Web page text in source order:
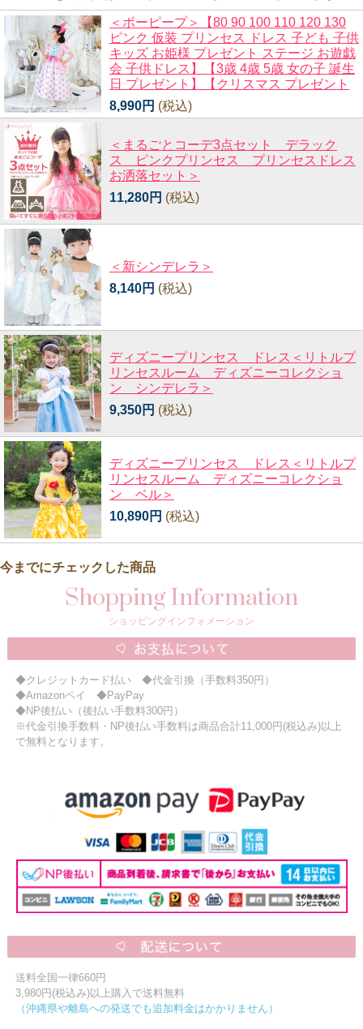
＜ボーピープ＞【80 90 100 110 120 130
ピンク 仮装 プリンセス ドレス 子ども 子供
キッズ お姫様 プレゼント ステージ お遊戯
会 子供ドレス】【3歳 4歳 5歳 女の子 誕生
日 プレゼント】【クリスマス プレゼント
8,990円 (税込)
＜まるごとコーデ3点セット デラック
ス ピンクプリンセス プリンセスドレス
お洒落セット＞
11,280円 (税込)
＜新シンデレラ＞
8,140円 (税込)
ディズニープリンセス ドレス＜リトルプ
リンセスルーム ディズニーコレクショ
ン シンデレラ＞
9,350円 (税込)
ディズニープリンセス ドレス＜リトルプ
リンセスルーム ディズニーコレクショ
ン ベル＞
10,890円 (税込)
今までにチェックした商品
Shopping Information
ショッピングインフォメーション
◆クレジットカード払い ◆代金引換（手数料350円）
◆Amazonペイ ◆PayPay
◆NP後払い（後払い手数料300円）
※代金引換手数料・NP後払い手数料は商品合計11,000円(税込み)以上
で無料となります。
送料全国一律660円
3,980円(税込み)以上購入で送料無料
（沖縄県や離島への発送でも追加料金はかかりません）